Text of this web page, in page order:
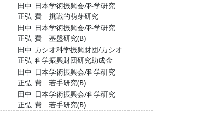
田中
正弘
日本学術振興会/科学研究
費 挑戦的萌芽研究
田中
正弘
日本学術振興会/科学研究
費 基盤研究(B)
田中
正弘
カシオ科学振興財団/カシオ
科学振興財団研究助成金
田中
正弘
日本学術振興会/科学研究
費 若手研究(B)
田中
正弘
日本学術振興会/科学研究
費 若手研究(B)